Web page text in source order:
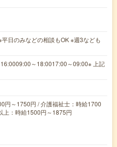
日のみなどの相談もOK ※週3なども
16:0009:00～18:0017:00～09:00※ 上記
円～1750円 / 介護福祉士：時給1700
上：時給1500円～1875円